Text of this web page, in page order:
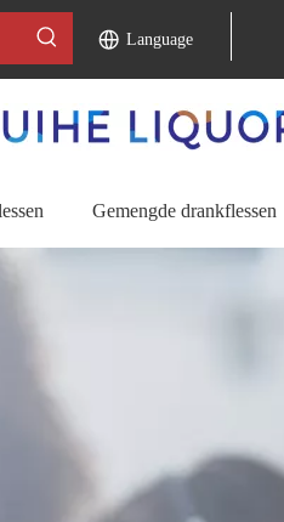
Language
Gemengde drankflessen